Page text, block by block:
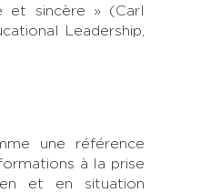
et sincère » (Carl
Leadership,
une référence
à la prise
et en situation